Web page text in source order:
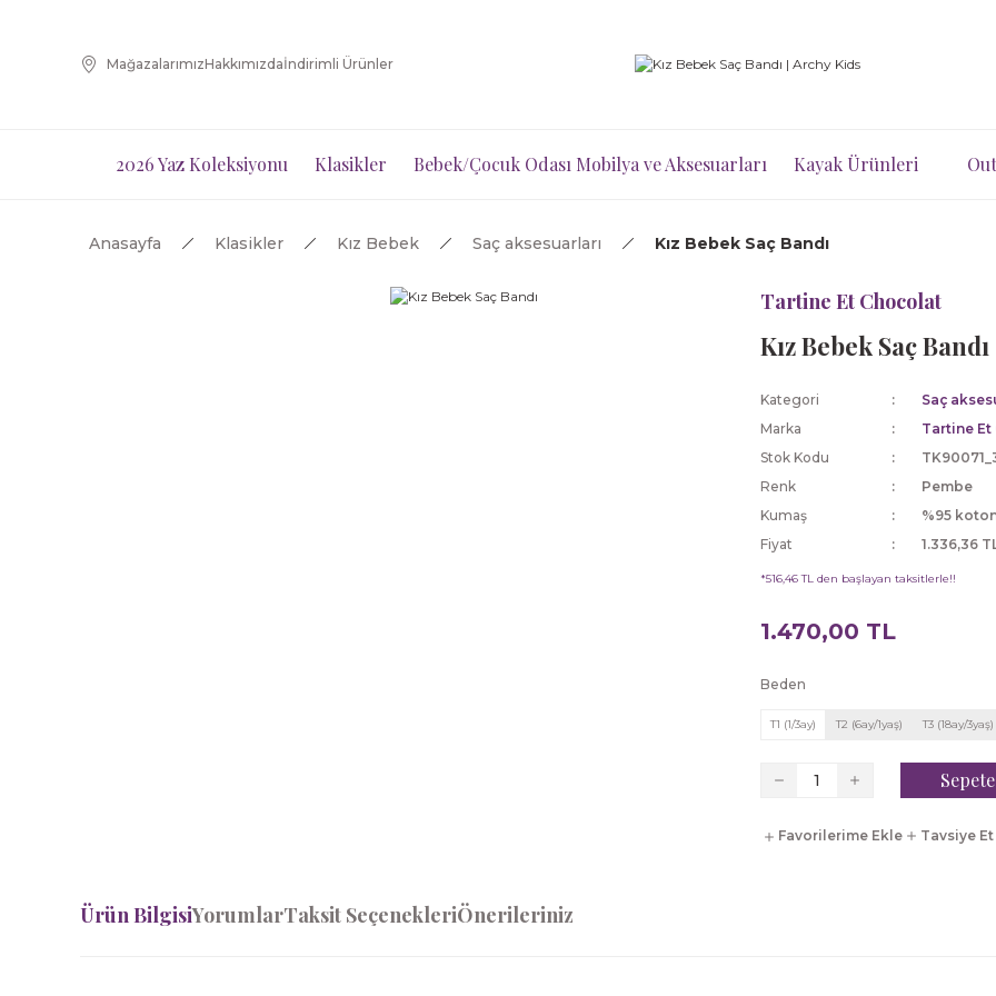
MağazalarımızHakkımızdaİndirimli Ürünler
2026 Yaz Koleksiyonu Klasikler Bebek/Çocuk Odası Mobilya ve Aksesuarları Kayak Ürünleri
Anasayfa Klasikler Kız Bebek Saç aksesuarları Kız Bebek Saç Bandı
Tartine Et Chocolat
Kız Bebek Saç Bandı
Kategori Saç
Marka
Tartine
Stok Kodu
Renk
Pembe
Kumaş
%95
Fiyat
1.336,36
*516,46 TL den başlayan taksitlerle!!
1.470,00 TL
Beden
T1 (1/3ay) T2 (6ay/1yaş) T3 (18ay/3yaş)
Tavsiye Et
Ürün BilgisiYorumlarTaksit SeçenekleriÖnerileriniz